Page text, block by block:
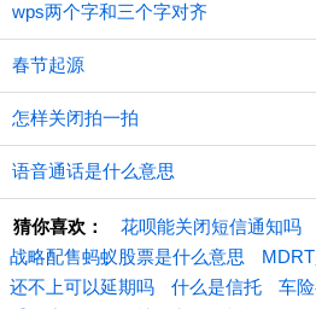
wps两个字和三个字对齐
春节起源
怎样关闭拍一拍
语音通话是什么意思
猜你喜欢： 花呗能关闭短信通知吗
战略配售蚂蚁股票是什么意思
还不上可以延期吗
什么是信托 车